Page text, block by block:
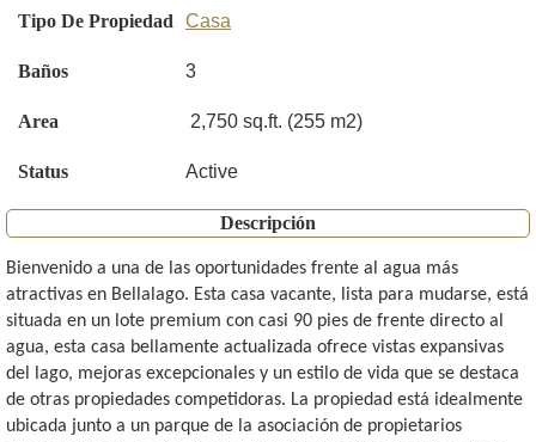
Tipo De Propiedad Casa
Baños 3
Area 2,750 sq.ft. (255 m2)
Status Active
Descripción
Bienvenido a una de las oportunidades frente al agua más
atractivas en Bellalago. Esta casa vacante, lista para mudarse, está
situada en un lote premium con casi 90 pies de frente directo al
agua, esta casa bellamente actualizada ofrece vistas expansivas
del lago, mejoras excepcionales y un estilo de vida que se destaca
de otras propiedades competidoras. La propiedad está idealmente
ubicada junto a un parque de la asociación de propietarios